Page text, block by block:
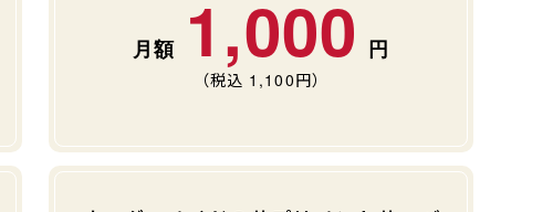
1,000
（税込 1,100円）